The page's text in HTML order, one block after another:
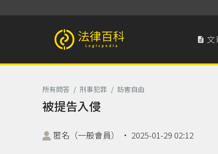
法律百科 Legispedia  文
所有問答 / 刑事犯罪 / 妨害自由
被提告入侵
匿名（一般會員） ‧ 2025-01-29 02:12